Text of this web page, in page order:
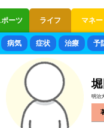
ーツ ライフ マネー
ボートレース 競輪 オ
病気 症状 治療 予
明治